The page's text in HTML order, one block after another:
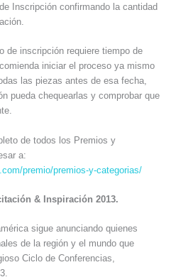
Inscripción confirmando la cantidad
de inscripción requiere tiempo de
iniciar el proceso ya mismo
las piezas antes de esa fecha,
pueda chequearlas y comprobar que
de todos los Premios y
a:
premio/premios-y-categorias/
& Inspiración 2013.
sigue anunciando quienes
de la región y el mundo que
Ciclo de Conferencias,